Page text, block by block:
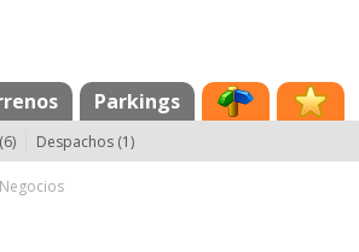
Parkings
Despachos (1)
Negocios